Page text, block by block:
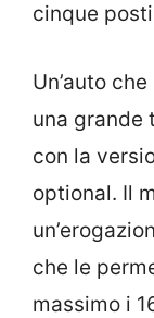
cinque
Un’auto
una grande
con la
optional. Il
che le
massimo i